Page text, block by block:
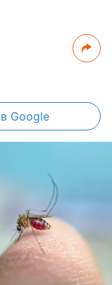
Google